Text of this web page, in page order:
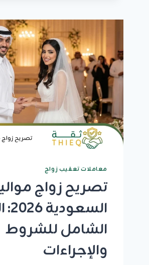
معاملات تعقيب زواج
تصريح زواج
الشامل للشروط
والإجراءات